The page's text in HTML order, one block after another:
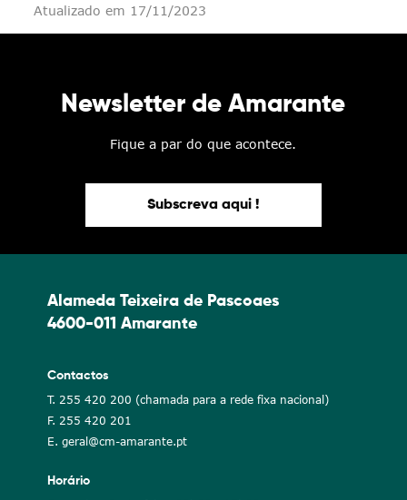
Atualizado em 17/11/2023
Newsletter de Amarante
Fique a par do que acontece.
Subscreva aqui !
Alameda Teixeira de Pascoaes
4600-011 Amarante
Contactos
T. 255 420 200 (chamada para a rede fixa nacional)
F. 255 420 201
E. geral@cm-amarante.pt
Horário